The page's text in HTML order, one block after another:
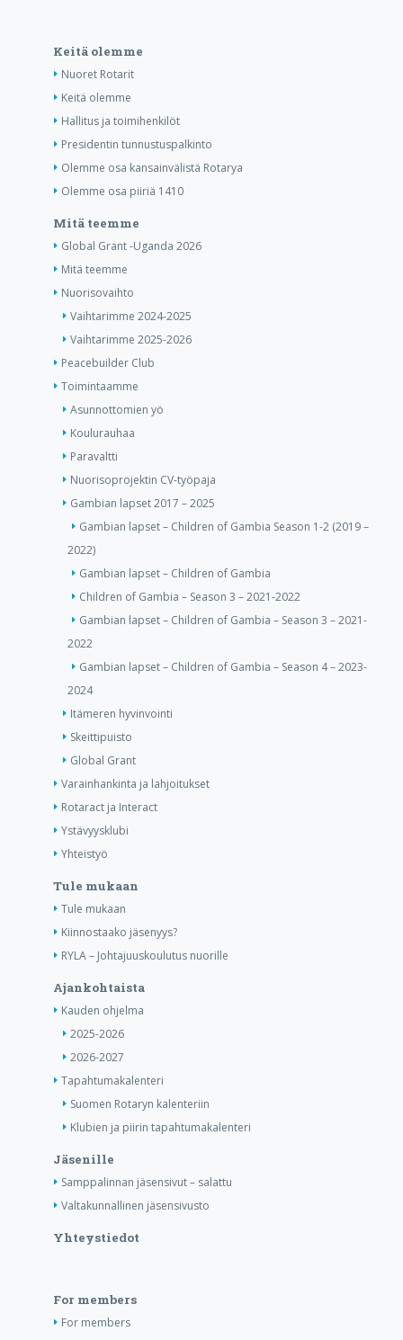
Keitä olemme
Nuoret Rotarit
Keitä olemme
Hallitus ja toimihenkilöt
Presidentin tunnustuspalkinto
Olemme osa kansainvälistä Rotarya
Olemme osa piiriä 1410
Mitä teemme
Global Grant -Uganda 2026
Mitä teemme
Nuorisovaihto
Vaihtarimme 2024-2025
Vaihtarimme 2025-2026
Peacebuilder Club
Toimintaamme
Asunnottomien yö
Koulurauhaa
Paravaltti
Nuorisoprojektin CV-työpaja
Gambian lapset 2017 – 2025
Gambian lapset – Children of Gambia Season 1-2 (2019 –
2022)
Gambian lapset – Children of Gambia
Children of Gambia – Season 3 – 2021-2022
Gambian lapset – Children of Gambia – Season 3 – 2021-
2022
Gambian lapset – Children of Gambia – Season 4 – 2023-
2024
Itämeren hyvinvointi
Skeittipuisto
Global Grant
Varainhankinta ja lahjoitukset
Rotaract ja Interact
Ystävyysklubi
Yhteistyö
Tule mukaan
Tule mukaan
Kiinnostaako jäsenyys?
RYLA – Johtajuuskoulutus nuorille
Ajankohtaista
Kauden ohjelma
2025-2026
2026-2027
Tapahtumakalenteri
Suomen Rotaryn kalenteriin
Klubien ja piirin tapahtumakalenteri
Jäsenille
Samppalinnan jäsensivut – salattu
Valtakunnallinen jäsensivusto
Yhteystiedot
For members
For members